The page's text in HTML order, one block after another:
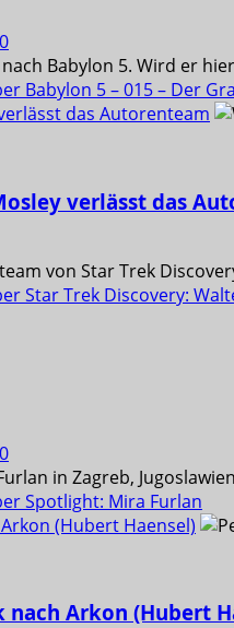
0
Babylon 5. Wird er
Babylon 5 – 015 – Der
das Autorenteam
verlässt das
von Star Trek
Star Trek Discovery:
0
in Zagreb,
Spotlight: Mira Furlan
(Hubert Haensel)
nach Arkon (Hubert